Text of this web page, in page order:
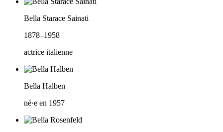
Bella Starace Sainati
1878–1958
actrice italienne
Bella Halben
né·e en 1957